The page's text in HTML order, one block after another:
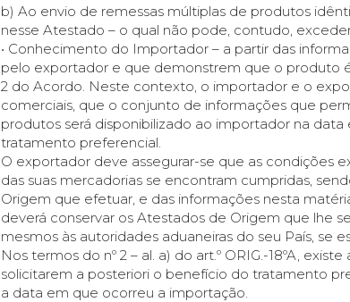
b) Ao envio de remessas múltiplas de produtos
nesse Atestado – o qual não pode, contudo, exceder
• Conhecimento do Importador – a partir das
pelo exportador e que demonstrem que o produto
2 do Acordo. Neste contexto, o importador e o
comerciais, que o conjunto de informações que
produtos será disponibilizado ao importador na
tratamento preferencial.
O exportador deve assegurar-se que as condições
das suas mercadorias se encontram cumpridas,
Origem que efetuar, e das informações nesta
deverá conservar os Atestados de Origem que lhe
mesmos às autoridades aduaneiras do seu País, se
Nos termos do nº 2 – al. a) do art.º ORIG.-18ºA,
solicitarem a posteriori o benefício do tratamento
a data em que ocorreu a importação.